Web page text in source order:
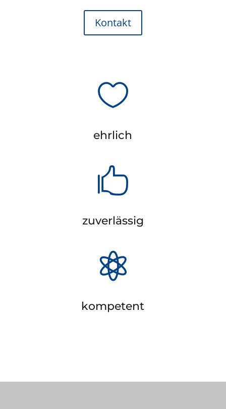
Kontakt

ehrlich

zuverlässig

kompetent